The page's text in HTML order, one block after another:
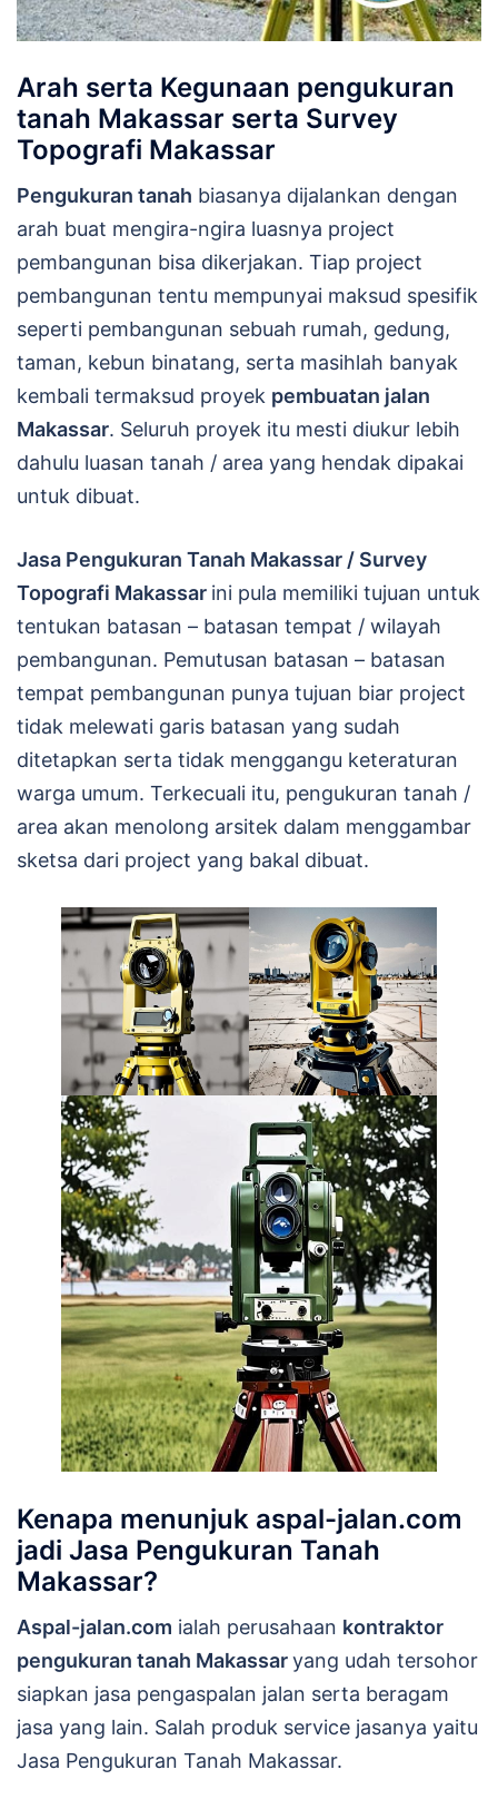
Arah serta Kegunaan pengukuran
tanah Makassar serta Survey
Topografi Makassar
Pengukuran tanah biasanya dijalankan dengan
arah buat mengira-ngira luasnya project
pembangunan bisa dikerjakan. Tiap project
pembangunan tentu mempunyai maksud spesifik
seperti pembangunan sebuah rumah, gedung,
taman, kebun binatang, serta masihlah banyak
kembali termaksud proyek pembuatan jalan
Makassar. Seluruh proyek itu mesti diukur lebih
dahulu luasan tanah / area yang hendak dipakai
untuk dibuat.
Jasa Pengukuran Tanah Makassar / Survey
Topografi Makassar ini pula memiliki tujuan untuk
tentukan batasan – batasan tempat / wilayah
pembangunan. Pemutusan batasan – batasan
tempat pembangunan punya tujuan biar project
tidak melewati garis batasan yang sudah
ditetapkan serta tidak menggangu keteraturan
warga umum. Terkecuali itu, pengukuran tanah /
area akan menolong arsitek dalam menggambar
sketsa dari project yang bakal dibuat.
Kenapa menunjuk aspal-jalan.com
jadi Jasa Pengukuran Tanah
Makassar?
Aspal-jalan.com ialah perusahaan kontraktor
pengukuran tanah Makassaryang udah tersohor
siapkan jasa pengaspalan jalan serta beragam
jasa yang lain. Salah produk service jasanya yaitu
Jasa Pengukuran Tanah Makassar.